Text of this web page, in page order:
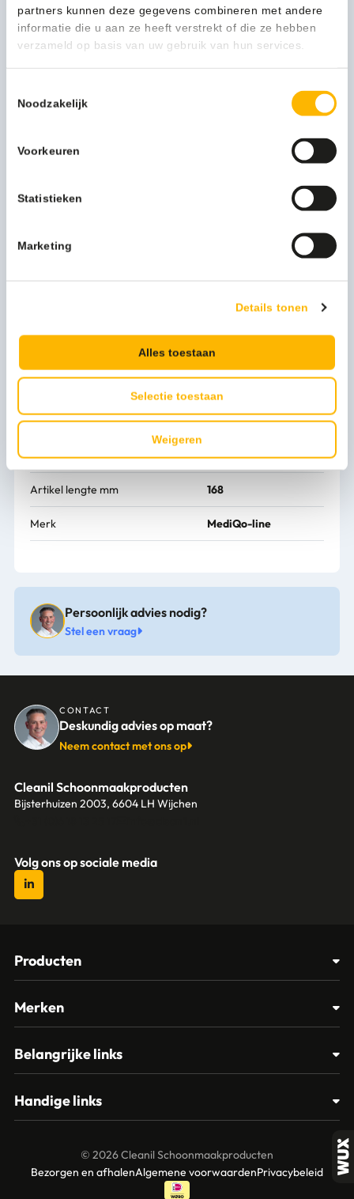
partners kunnen deze gegevens combineren met andere
informatie die u aan ze heeft verstrekt of die ze hebben
verzameld op basis van uw gebruik van hun services.
Noodzakelijk
Voorkeuren
Statistieken
Marketing
Details tonen
Alles toestaan
Selectie toestaan
Weigeren
Beschrijving
omgeving. Om deze kleine indringers het hoofd te bieden,
zorgt u voor een optimale handhygiëne. De zeep- en
onmisbaar.
met het gebruiksgemak is deze dispenser inzetbaar in
nagenoeg elke sanitaire ruimte. De dispenser bestaat uit
een voorraadflacon die bevestigd wordt aan de onderkant
van de doseerpomp. Het geborsteld rvs geeft de dispenser
Als u zich tegen ziektekiemen wilt beschermen gaat u toch
voor topkwaliteit? Vraag nu de offerte aan voor de zeep- &
Meer productinformatie
Artikel hoogte mm 291
Artikel breedte mm 80
Artikel lengte mm 168
Merk MediQo-line
Persoonlijk advies nodig?
Stel een vraag
CONTACT
Deskundig advies op maat?
Neem contact met ons op
Cleanil Schoonmaakproducten
Bijsterhuizen 2003, 6604 LH Wijchen
Volg ons op sociale media
Producten
Glasbewassing
Materialen
Papier – Dispensers - Toiletinrichting
Merken
Spectro
Vikan
Vileda
Belangrijke links
Contact
Mijn account
Handige links
Over ons
© 2026 Cleanil Schoonmaakproducten
Bezorgen en afhalenAlgemene voorwaardenPrivacybeleid